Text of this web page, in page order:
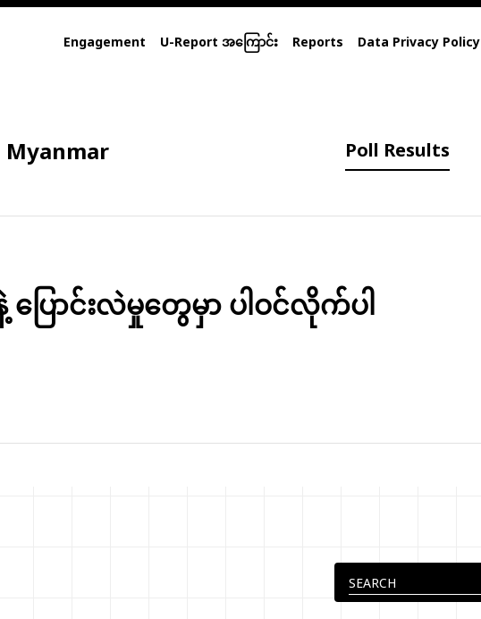
Engagement U-Report အကြောင်း Reports Data Privacy Policy
Myanmar Poll Results
ြောင်းလဲမှုတွေမှာ ပါဝင်လိုက်ပါ